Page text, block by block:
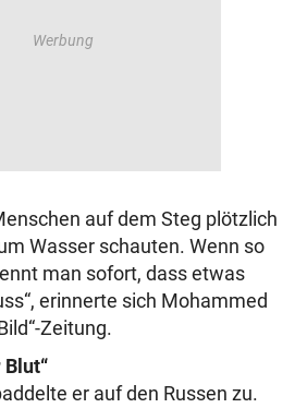
auf dem Steg plötzlich
Wasser schauten. Wenn so
man sofort, dass etwas
erinnerte sich Mohammed
Zeitung.
er auf den Russen zu.